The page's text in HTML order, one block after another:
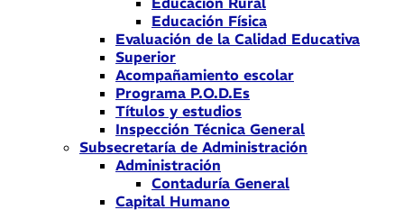
Educación Física
Evaluación de la Calidad Educativa
Superior
Acompañamiento escolar
Programa P.O.D.Es
Títulos y estudios
Inspección Técnica General
Subsecretaría de Administración
Administración
Contaduría General
Capital Humano